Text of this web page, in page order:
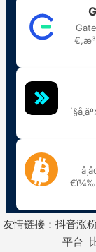
友情链接： 抖音涨
平台